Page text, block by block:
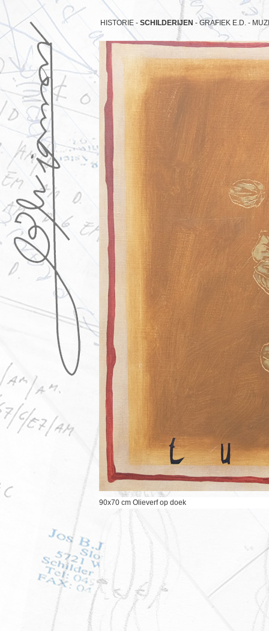
90x70 cm Olieverf op doek
HISTORIE - SCHILDERIJEN - GRAFIEK E.D. -